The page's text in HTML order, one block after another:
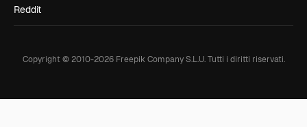
Reddit
Copyright © 2010-2026Freepik Company S.L.U. Tutti i diritti riservati.